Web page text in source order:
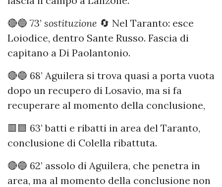
🔴🔵 73’ sostituzione 🔄 Nel Taranto: esce
Loiodice, dentro Sante Russo. Fascia di
capitano a Di Paolantonio.
🔴🔵 68’ Aguilera si trova quasi a porta vuota
dopo un recupero di Losavio, ma si fa
recuperare al momento della conclusione,
🟥🟦 63’ batti e ribatti in area del Taranto,
conclusione di Colella ribattuta.
🔴🔵 62’ assolo di Aguilera, che penetra in
area, ma al momento della conclusione non